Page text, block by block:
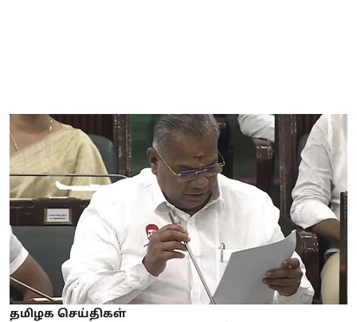
தமிழக செய்திகள்